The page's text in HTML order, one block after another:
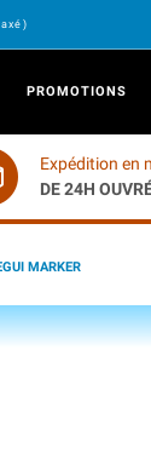
PROMOTIONS
Expédition en
DE 24H
MARKER